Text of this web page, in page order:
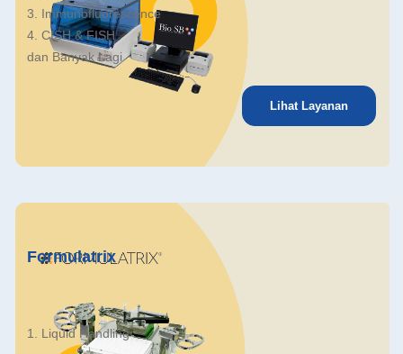
3. Immunofluorescence
4. CISH & FISH
dan Banyak Lagi
Lihat Layanan
Formulatrix
1. Liquid Handling